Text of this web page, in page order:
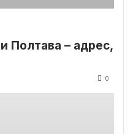
Полтава – адрес,
0